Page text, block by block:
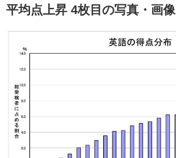
平均点上昇 4枚目の写真・画像